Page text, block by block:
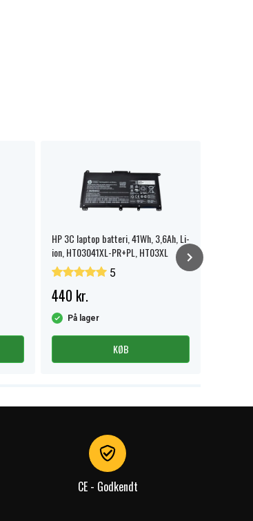
HP 3C laptop batteri, 41Wh, 3,6Ah, Li-
ion, HT03041XL-PR+PL, HT03XL
5
440 kr.
På lager
KØB
CE - Godkendt